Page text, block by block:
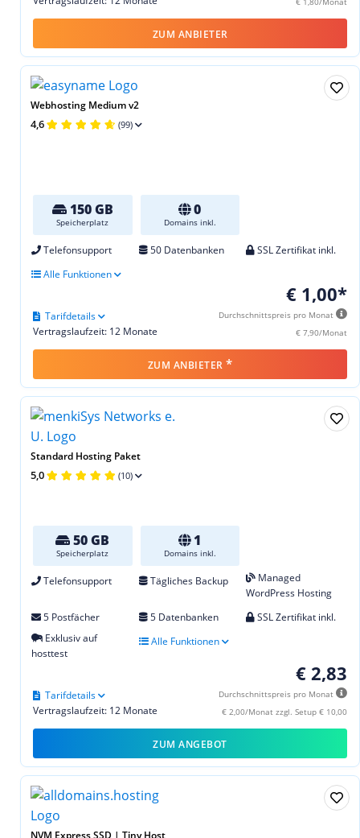
ZUM ANBIETER
Webhosting Medium v2
4,6 (99)
150 GB
Speicherplatz
0
Domains inkl.
Telefonsupport 50 Datenbanken
SSL Zertifikat inkl.
Alle Funktionen
€ 1,00*
Durchschnittspreis pro Monat
€ 7,90/Monat
Vertragslaufzeit: 12 Monate
Tarifdetails
ZUM ANBIETER *
Standard Hosting Paket
5,0 (10)
50 GB
Speicherplatz
1
Domains inkl.
Telefonsupport Tägliches Backup
Managed
WordPress Hosting
5 Postfächer
5 Datenbanken
SSL Zertifikat inkl.
Exklusiv auf
hosttest
Alle Funktionen
€ 2,83
Durchschnittspreis pro Monat
€ 2,00/Monat zzgl. Setup € 10,00
Vertragslaufzeit: 12 Monate
Tarifdetails
ZUM ANGEBOT